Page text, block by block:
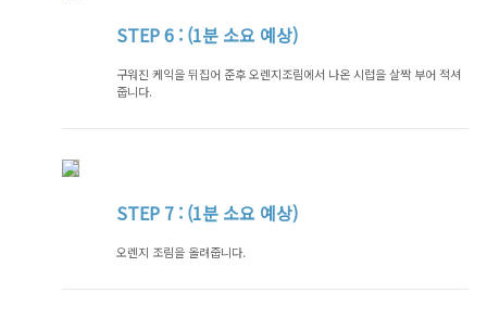
STEP6 : (1분 소요 예상)
구워진 케익을 뒤집어 준후 오렌지조림에서 나온 시럽을 살짝 부어 적셔
줍니다.
STEP7 : (1분 소요 예상)
오렌지 조림을 올려줍니다.